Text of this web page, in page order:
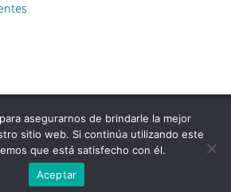
La-Respuesta.com. Todos los derechos
reservados.
ThemeGrill. Funciona con
asegurarnos de brindarle la mejor
sitio web. Si continúa utilizando este
que está satisfecho con él.
Aceptar